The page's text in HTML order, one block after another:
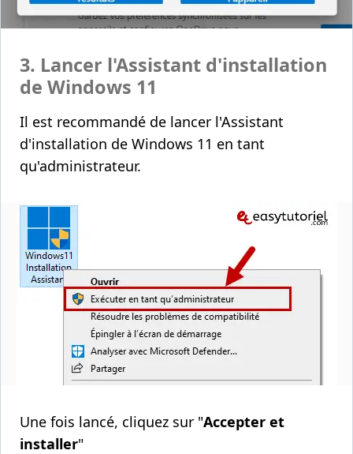
3. Lancer l'Assistant d'installation
de Windows 11
Il est recommandé de lancer l'Assistant
d'installation de Windows 11 en tant
qu'administrateur.
Une fois lancé, cliquez sur "Accepter et
installer"